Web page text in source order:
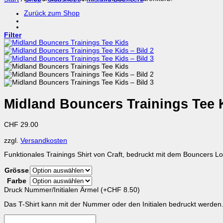
Zurück zum Shop
Filter
Midland Bouncers Trainings Tee
CHF 29.00
zzgl. Versandkosten
Funktionales Trainings Shirt von Craft, bedruckt mit dem Bouncers
Grösse
Farbe
Druck Nummer/Initialen Ärmel (+CHF 8.50)
Das T-Shirt kann mit der Nummer oder den Initialen bedruckt werden.